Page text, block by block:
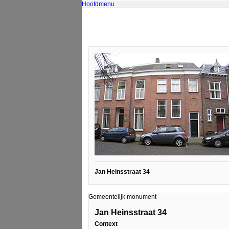
Hoofdmenu
Jan Heinsstraat 34
Gemeentelijk monument
Jan Heinsstraat 34
Context